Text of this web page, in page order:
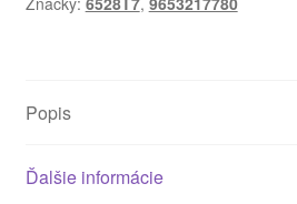
Popis
Ďalšie informácie